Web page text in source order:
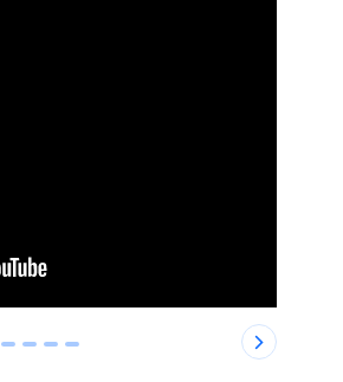
4 5 6 7